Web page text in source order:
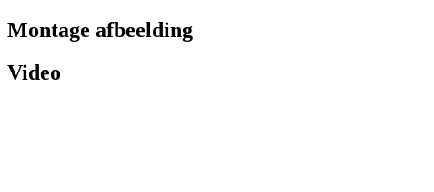
Montage afbeelding
Video